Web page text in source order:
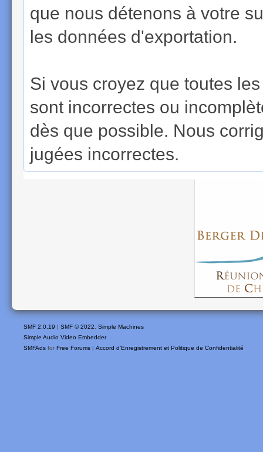
que nous détenons à votre
les données d'exportation.
Si vous croyez que toutes
sont incorrectes ou
dès que possible. Nous
jugées incorrectes.
SMF 2.0.19 | SMF © 2022, Simple Machines
Simple Audio Video Embedder
SMFAds for Free Forums | Accord d'Enregistrement et Politique de Confidentialité